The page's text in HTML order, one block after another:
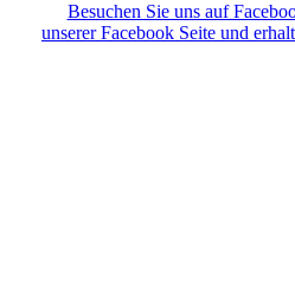
Besuchen Sie uns auf
unserer Facebook Seite und